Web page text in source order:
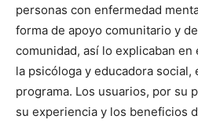
personas con enfermedad
forma de apoyo comunitario y
comunidad, así lo explicaban
la psicóloga y educadora social,
programa. Los usuarios, por su
su experiencia y los beneficios